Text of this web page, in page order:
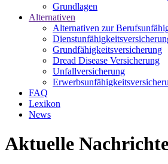
Grundlagen
Alternativen
Alternativen zur
Grundfähigkeitsversicherung
Dread Disease Versicherung
Unfallversicherung
FAQ
Lexikon
News
Aktuelle